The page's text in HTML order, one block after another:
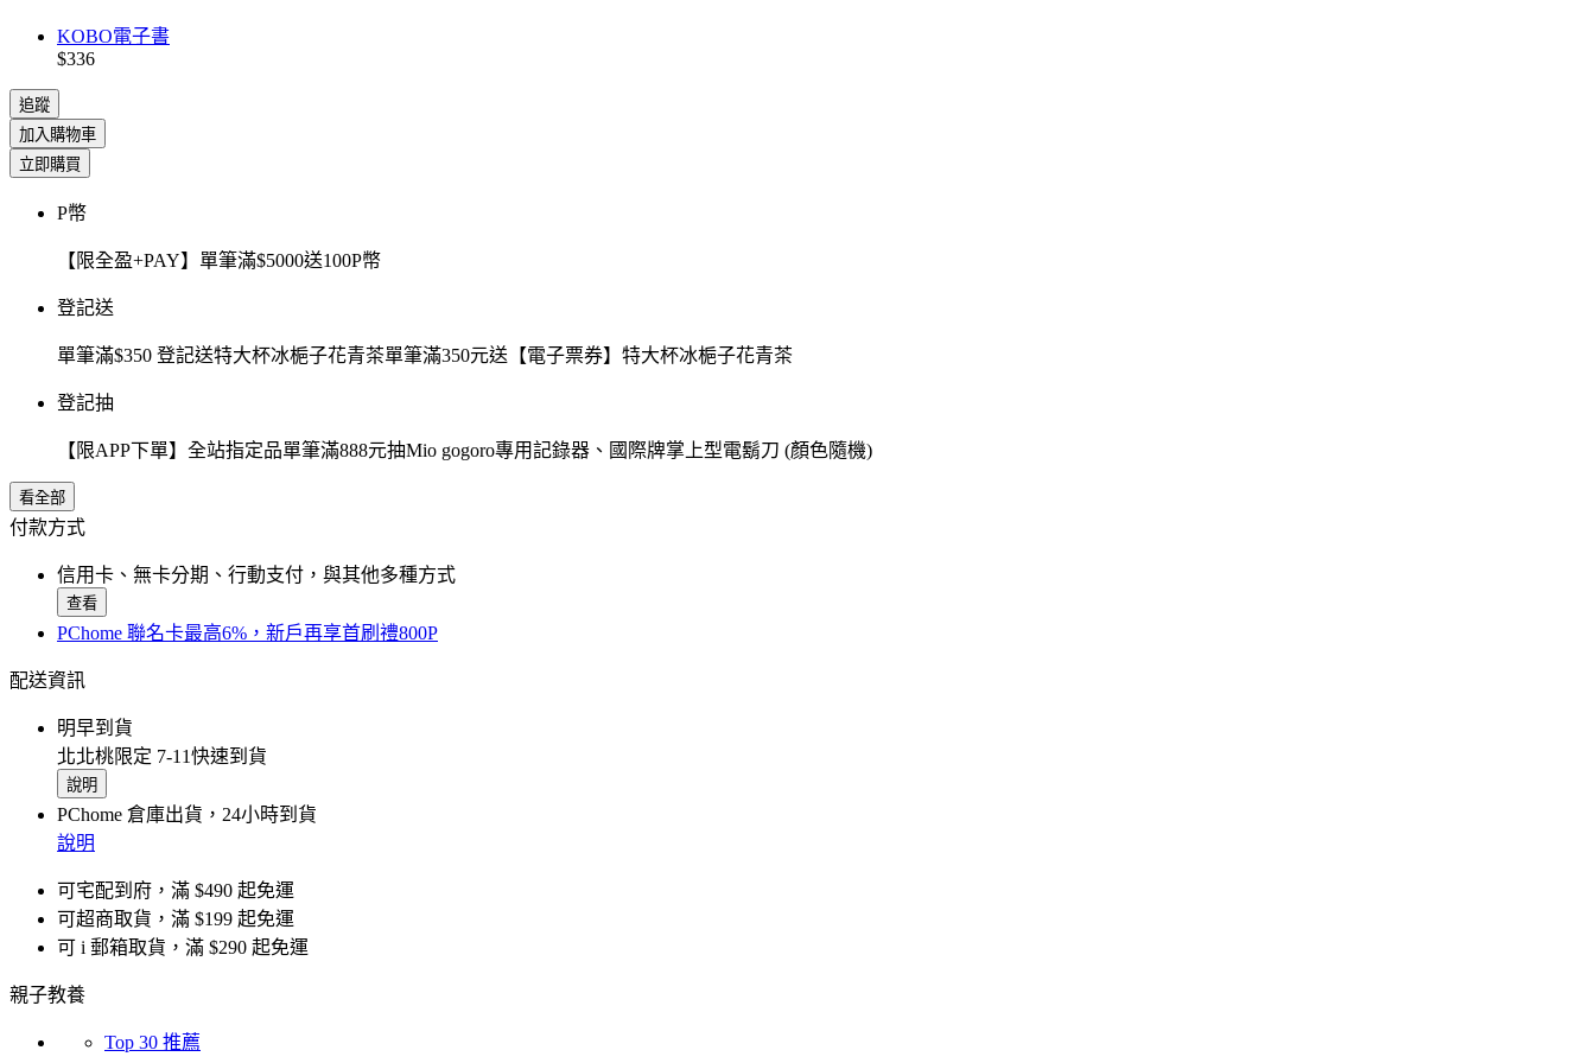
KOBO電子書
$336
追蹤
加入購物車
立即購買
P幣
【限全盈+PAY】單筆滿$5000送100P幣
登記送
單筆滿$350 登記送特大杯冰梔子花青茶單筆滿350元送【電子票券】特大杯冰梔子花青茶
登記抽
【限APP下單】全站指定品單筆滿888元抽Mio gogoro專用記錄器、國際牌掌上型電鬍刀 (顏色隨機)
看全部
付款方式
信用卡、無卡分期、行動支付，與其他多種方式
查看
PChome 聯名卡最高6%，新戶再享首刷禮800P
配送資訊
明早到貨
北北桃限定 7-11快速到貨
說明
PChome 倉庫出貨，24小時到貨
說明
可宅配到府，滿 $490 起免運
可超商取貨，滿 $199 起免運
可 i 郵箱取貨，滿 $290 起免運
親子教養
Top 30 推薦